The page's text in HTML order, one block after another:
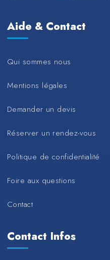
Aide & Contact
Qui sommes nous
Mentions légales
Demander un devis
Réserver un rendez-vous
Politique de confidentialité
Foire aux questions
Contact
Contact Infos